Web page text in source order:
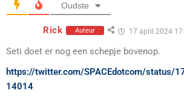
Oudste
Rick Auteur 17 april 2024
Seti doet er nog een schepje bovenop.
https://twitter.com/SPACEdotcom/status/
14014